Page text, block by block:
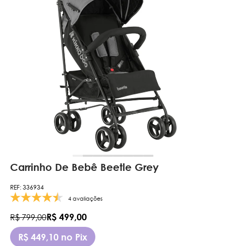
Carrinho De Bebê Beetle Grey
REF: 336934
4 avaliações
R$ 799,00R$ 499,00
R$ 449,10 no Pix